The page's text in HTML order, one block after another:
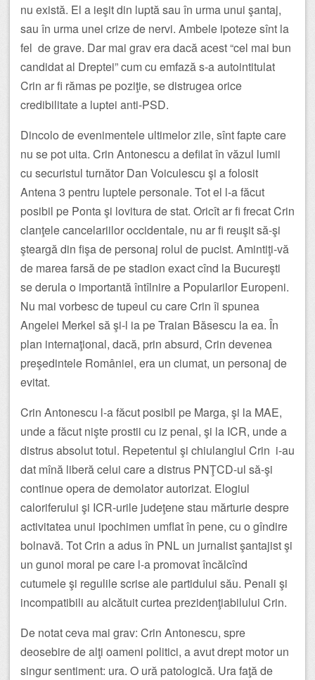
nu există. El a ieşit din luptă sau în urma unui şantaj,
sau în urma unei crize de nervi. Ambele ipoteze sînt la
fel de grave. Dar mai grav era dacă acest “cel mai bun
candidat al Dreptei” cum cu emfază s-a autointitulat
Crin ar fi rămas pe poziţie, se distrugea orice
credibilitate a luptei anti-PSD.
Dincolo de evenimentele ultimelor zile, sînt fapte care
nu se pot uita. Crin Antonescu a defilat în văzul lumii
cu securistul turnător Dan Voiculescu şi a folosit
Antena 3 pentru luptele personale. Tot el l-a făcut
posibil pe Ponta şi lovitura de stat. Oricît ar fi frecat Crin
clanţele cancelariilor occidentale, nu ar fi reuşit să-şi
şteargă din fişa de personaj rolul de pucist. Amintiţi-vă
de marea farsă de pe stadion exact cînd la Bucureşti
se derula o importantă întîlnire a Popularilor Europeni.
Nu mai vorbesc de tupeul cu care Crin îi spunea
Angelei Merkel să şi-l ia pe Traian Băsescu la ea. În
plan internaţional, dacă, prin absurd, Crin devenea
preşedintele României, era un ciumat, un personaj de
evitat.
Crin Antonescu l-a făcut posibil pe Marga, şi la MAE,
unde a făcut nişte prostii cu iz penal, şi la ICR, unde a
distrus absolut totul. Repetentul şi chiulangiul Crin i-au
dat mînă liberă celui care a distrus PNŢCD-ul să-şi
continue opera de demolator autorizat. Elogiul
caloriferului şi ICR-urile judeţene stau mărturie despre
activitatea unui ipochimen umflat în pene, cu o gîndire
bolnavă. Tot Crin a adus în PNL un jurnalist şantajist şi
un gunoi moral pe care l-a promovat încălcînd
cutumele şi regulile scrise ale partidului său. Penali şi
incompatibili au alcătuit curtea prezidenţiabilului Crin.
De notat ceva mai grav: Crin Antonescu, spre
deosebire de alţi oameni politici, a avut drept motor un
singur sentiment: ura. O ură patologică. Ura faţă de